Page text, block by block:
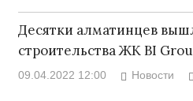
Десятки алматинцев
строительства ЖК BI
09.04.2022 12:00 Новости